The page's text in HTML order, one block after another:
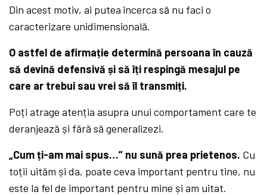
Din acest motiv, ai putea încerca să nu faci o
caracterizare unidimensională.
O astfel de afirmație determină persoana în cauză
să devină defensivă și să îți respingă mesajul pe
care ar trebui sau vrei să îl transmiți.
Poți atrage atenția asupra unui comportament care te
deranjează și fără să generalizezi.
„Cum ți-am mai spus…” nu sună prea prietenos. Cu
toții uităm și da, poate ceva important pentru tine, nu
este la fel de important pentru mine și am uitat.